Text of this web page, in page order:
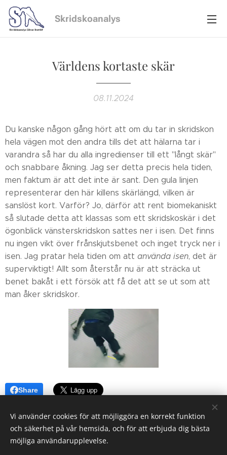
Skridskoanalys
Världens kortaste skär
08.11.2024
Du kanske någon gång hört att om du tar in skridskon
hela vägen mot den andra tills det att hälarna tar i
varandra så har du alla ingredienser till ett "långt skär"
och snabbare åkning. Jag ser detta precis hela tiden,
men faktum är att det inte är sant. Den gula linjen
representerar den här killens skärlängd, vilken är
sanslöst kort. Varför? Jo, därför att rent biomekaniskt
så slutade detta att klassas som ett skridskoskär i det
ögonblick vänsterskridskon sattes ner i isen. Det finns
nu ingen vikt över frånskjutsbenet och inget tryck ner i
isen. Jag pratar hela tiden om att använda isen, det är
superviktigt! Allt som återstår nu är att sträcka ut
benet bakåt i ett försök att få det att se ut som att
man åker skridskor.
Share
Vi använder cookies för att möjliggöra en korrekt funktion
och säkerhet på vår hemsida, och för att erbjuda dig bästa
möjliga användarupplevelse.